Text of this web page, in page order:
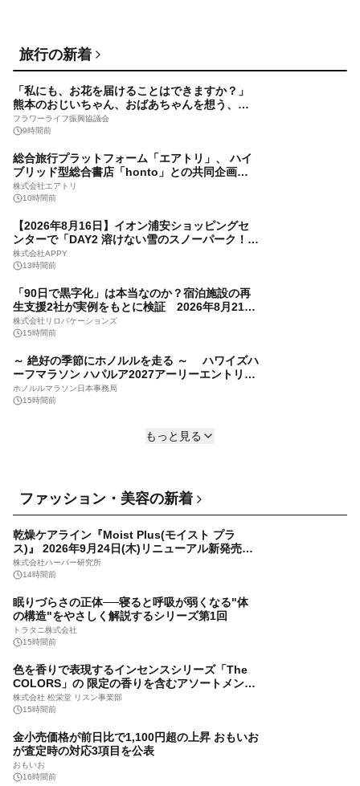
札幌最大級のスイーツの祭典「スイーツガーデ
ンSAPPORO2026」8/20(木)〜開催！ スイーツ
前日8/19(水)メディア試食会も初開催
17時間前
西明石ホテルキャッスルプラザ、新登場の豪華
おせちを含む全6種類を発売 8月17日より予約
17時間前
ハローキッド、50回目のお盆限定！ 8/8スタート
の「黒毛和牛赤身ステーキ」で至福の家族団ら
17時間前
「黒い海苔の日」制定記念のご案内 ～9月6日
は海苔を食べよう～ 東京タワーで美味しい上質
17時間前
アジア太平洋地域水中ホテル市場は2035年に73
億5,000万米ドルへ、CAGR14.67％で成長する
17時間前
飲み放題もカラオケも”楽しいが、ぜんぶ込
み”！『大江戸温泉Premium 山中グランドホテ
旅行の新着
「私にも、お花を届けることはできますか？」
熊本のおじいちゃん、おばあちゃんを想う、小
学6年生との約束
フラワーライフ振興協議会
9時間前
総合旅行プラットフォーム「エアトリ」、 ハイ
ブリッド型総合書店「honto」との共同企画を
開始！
株式会社エアトリ
10時間前
【2026年8月16日】イオン浦安ショッピングセ
ンターで「DAY2 溶けない雪のスノーパーク！」
を開催
株式会社APPY
13時間前
「90日で黒字化」は本当なのか？宿泊施設の再
生支援2社が実例をもとに検証 2026年8月21日
（金）無料ウェビナー開催
株式会社リロバケーションズ
15時間前
～ 絶好の季節にホノルルを走る ～ ハワイズハ
ーフマラソン ハパルア2027アーリーエントリー
開始！ 新カテゴリー「ハパルアIKI(イキ)」(約
13.4km)が登場
ホノルルマラソン日本事務局
15時間前
トレットパーク木更津から車で約5分 湯舞音
株式会社バブル、伊勢原市へ3人乗りEVトゥクト
ゥク 「VIVEL COCO」を寄贈
16時間前
2027 年夏、待望の再演！ファントム＆クリステ
ィーヌ役の W キャスト 4 名が決定！ミュージカ
16時間前
立山黒部アルペンルートで乗り物の魅力を満
喫 「のりものデイズ2026」を8/29から開催
17時間前
USJや海遊館など大阪ベイエリア観光がもっと
身近に ホテル敷地内に「タイムズカー」を導
17時間前
【お盆の帰省・夏レジャーの座席不足対策】
47％が「地べたに座りたくない」と回答 『伸
もっと見る
ファッション・美容の新着
乾燥ケアライン『Moist Plus(モイスト プラ
ス)』 2026年9月24日(木)リニューアル新発売！
「乾燥」ケアに特化し、ライン使いで潤いに満
ちた肌へ
株式会社ハーバー研究所
14時間前
眠りづらさの正体──寝ると呼吸が弱くなる"体
の構造"をやさしく解説するシリーズ第1回
トラタニ株式会社
15時間前
色を香りで表現するインセンスシリーズ「The
COLORS」の 限定の香りを含むアソートメント
や関連アイテムを8月6日発売
株式会社 松栄堂 リスン事業部
15時間前
金小売価格が前日比で1,100円超の上昇 おもいお
が査定時の対応3項目を公表
おもいお
16時間前